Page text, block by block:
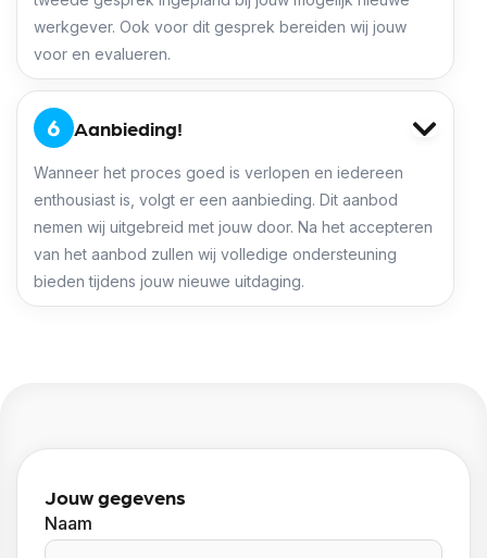
werkgever. Ook voor dit gesprek bereiden wij jouw
voor en evalueren.
Aanbieding!
Wanneer het proces goed is verlopen en iedereen
enthousiast is, volgt er een aanbieding. Dit aanbod
nemen wij uitgebreid met jouw door. Na het accepteren
van het aanbod zullen wij volledige ondersteuning
bieden tijdens jouw nieuwe uitdaging.
Jouw gegevens
Naam